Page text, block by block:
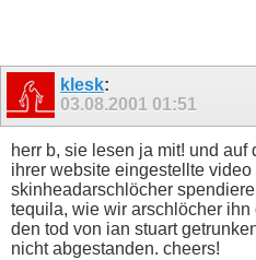
klesk:
03.08.2001 01:51
herr b, sie lesen ja mit! und
ihrer website eingestellte
skinheadarschlöcher
tequila, wie wir arschlöcher
den tod von ian stuart
nicht abgestanden. cheers!